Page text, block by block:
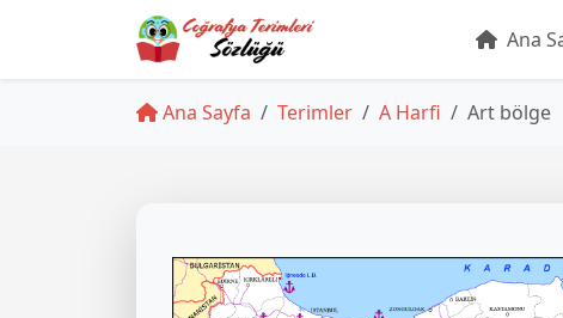
Ana
Ana Sayfa Terimler A Harfi Art bölge